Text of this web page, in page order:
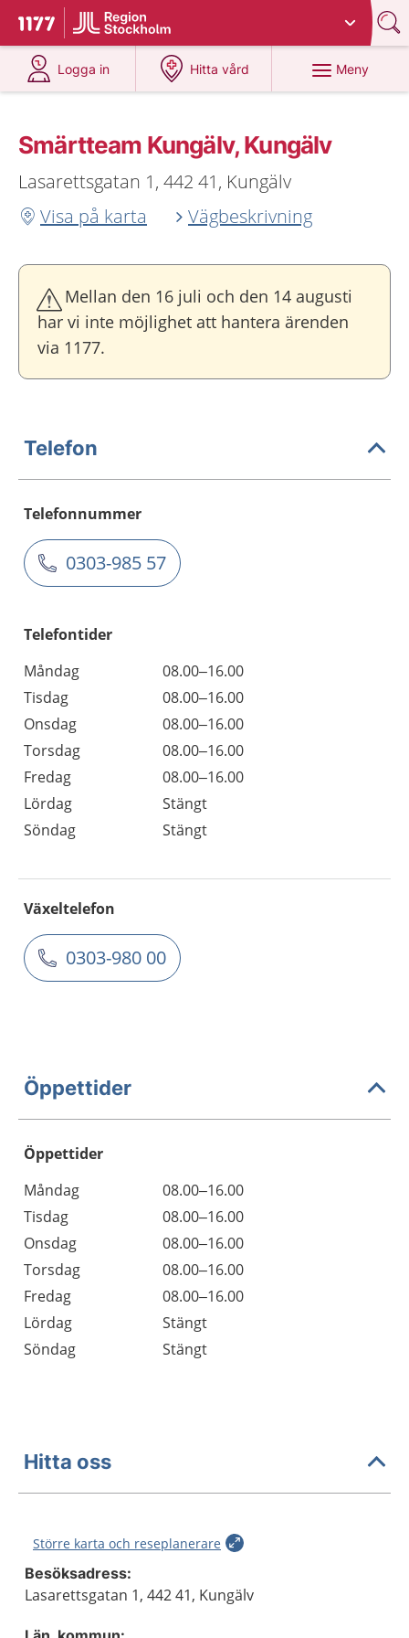
Till startsidan för 1177
Du har valt region
Logga in
på 1177.se
Hitta vård
på 1177.se
Meny
Smärtteam Kungälv, Kungälv
Lasarettsgatan 1, 442 41, Kungälv
Visa på karta
Vägbeskrivning
Mellan den 16 juli och den 14 augusti
har vi inte möjlighet att hantera ärenden
via 1177.
Telefon
Telefonnummer
0303-985 57
Telefontider
Måndag
08.00–16.00
Tisdag
08.00–16.00
Onsdag
08.00–16.00
Torsdag
08.00–16.00
Fredag
08.00–16.00
Lördag
Stängt
Söndag
Stängt
Växeltelefon
0303-980 00
Öppettider
Öppettider
Dag
Öppettider
Kommentarer
Måndag
08.00–16.00
Tisdag
08.00–16.00
Onsdag
08.00–16.00
Torsdag
08.00–16.00
Fredag
08.00–16.00
Lördag
Stängt
Söndag
Stängt
Hitta oss
Större karta och reseplanerare
Besöksadress:
Lasarettsgatan 1, 442 41, Kungälv